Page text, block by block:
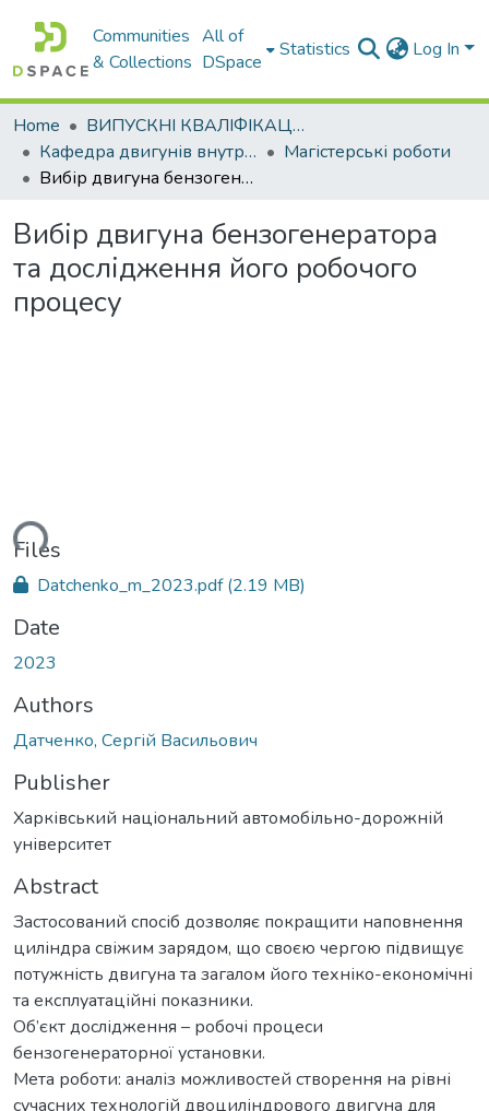
Communities
& Collections
All of
DSpace
Statistics Log In
Home
ВИПУСКНІ КВАЛІФІКАЦІЙНІ РОБОТИ
Кафедра двигунів внутрішнього згоряння
Магістерські роботи
Вибір двигуна бензогенератора та дослідження його робочого процесу
Вибір двигуна бензогенератора
та дослідження його робочого
процесу
Files
Datchenko_m_2023.pdf(2.19 MB)
Date
2023
Authors
Датченко, Сергій Васильович
Publisher
Харківський національний автомобільно-дорожній
університет
Abstract
Застосований спосіб дозволяє покращити наповнення
циліндра свіжим зарядом, що своєю чергою підвищує
потужність двигуна та загалом його техніко-економічні
та експлуатаційні показники.
Об’єкт дослідження – робочі процеси
бензогенераторної установки.
Мета роботи: аналіз можливостей створення на рівні
сучасних технологій двоциліндрового двигуна для